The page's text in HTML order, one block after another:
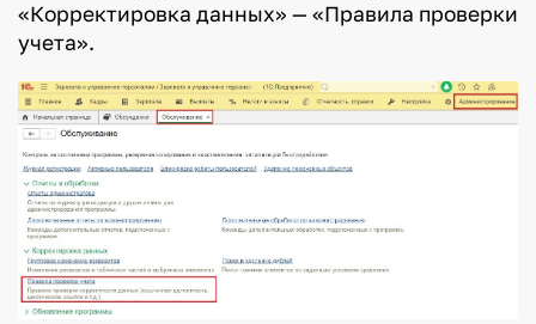
«Корректировка данных» — «Правила проверки
учета».